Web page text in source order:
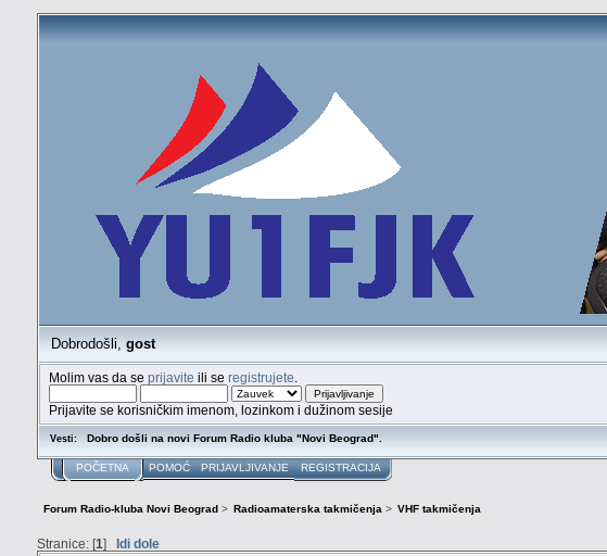
Dobrodošli,gost
Molim vas da se prijavite ili se registrujete
Prijavite se korisničkim imenom, lozinkom i dužinom sesije
Vesti: Dobro došli na novi Forum Radio kluba "Novi Beograd".
POČETNA POMOĆ PRIJAVLJIVANJE REGISTRACIJA
Forum Radio-kluba Novi Beograd > Radioamaterska takmičenja > VHF takmičenja
Stranice: [1] Idi dole